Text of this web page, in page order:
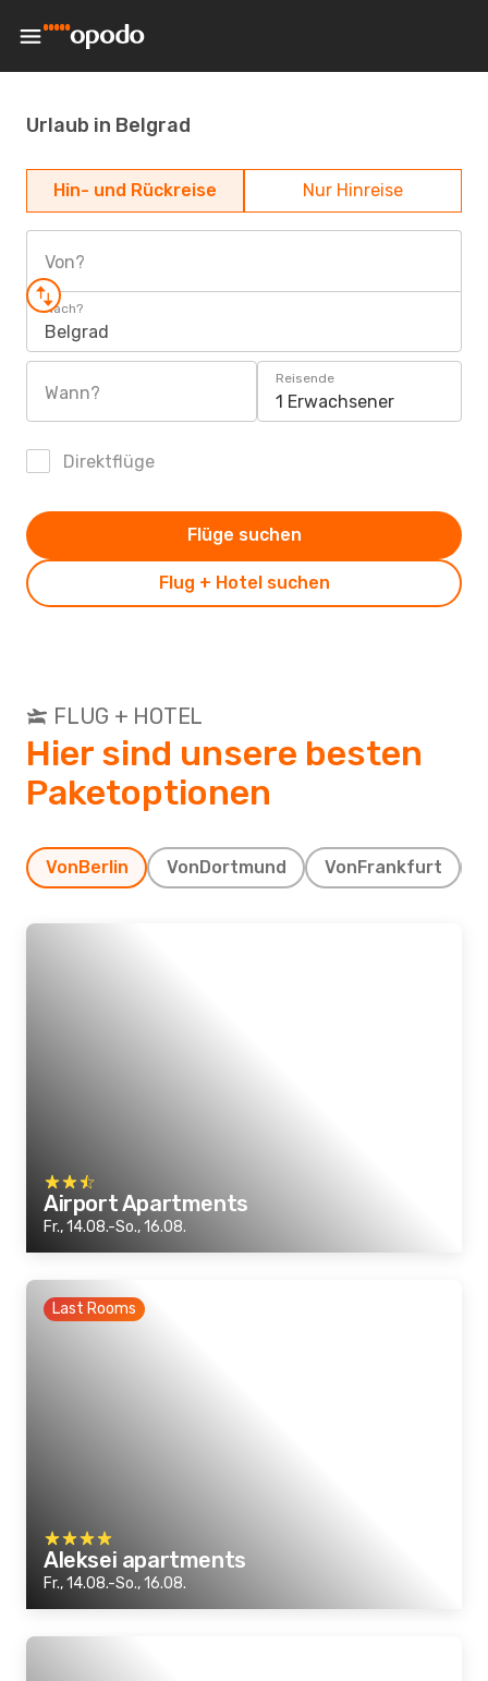
Urlaub in Belgrad
Hin- und Rückreise Nur Hinreise
Von?
Nach?
Belgrad
Wann?
Reisende
1 Erwachsener
Direktflüge
Flug + Hotel suchen
Flüge suchen
FLUG + HOTEL
Hier sind unsere besten
Paketoptionen
Von Berlin Von Dortmund Von Frankfurt
Airport Apartments
Fr., 14.08.-So., 16.08.
Last Rooms
Aleksei apartments
Fr., 14.08.-So., 16.08.